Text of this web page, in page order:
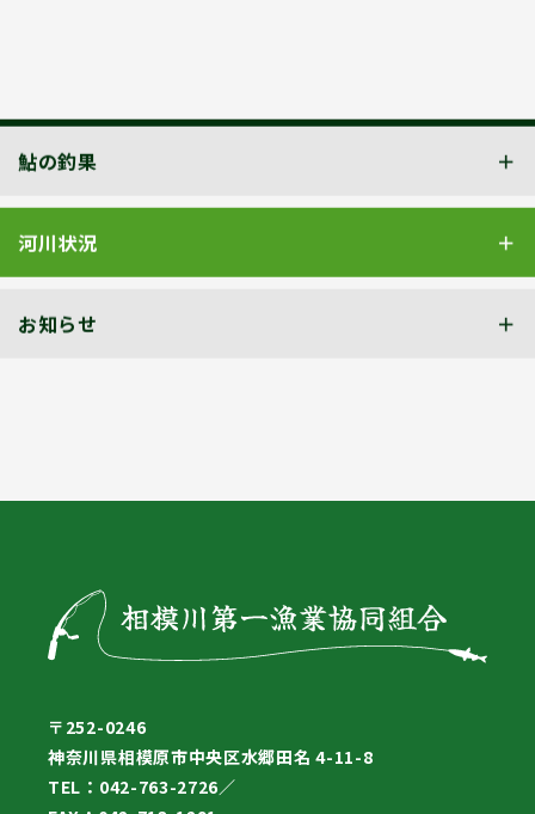
鮎の釣果
河川状況
お知らせ
〒252-0246
神奈川県相模原市中央区水郷田名 4-11-8
TEL：042-763-2726／